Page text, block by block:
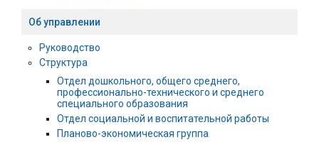
Об управлении
Руководство
Структура
Отдел дошкольного, общего среднего,
профессионально-технического и среднего
специального образования
Отдел социальной и воспитательной работы
Планово-экономическая группа